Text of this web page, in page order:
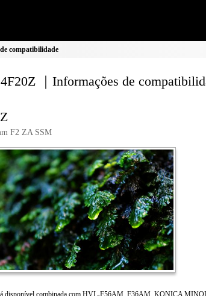
compatibilidade
｜Informações de
F2 ZA SSM
disponível combinada com HVL-F56AM, F36AM, KONICA